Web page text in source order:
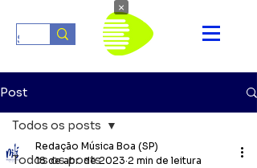
Post
Todos os posts
Todos os posts
Redação Música Boa (SP)
18 de abr. de 2023 2 min de leitura
×